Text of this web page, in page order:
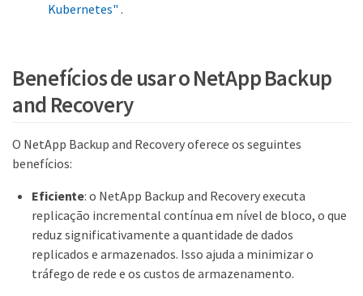
Kubernetes" .
Benefícios de usar o NetApp Backup
and Recovery
O NetApp Backup and Recovery oferece os seguintes
benefícios:
Eficiente: o NetApp Backup and Recovery executa
replicação incremental contínua em nível de bloco, o que
reduz significativamente a quantidade de dados
replicados e armazenados. Isso ajuda a minimizar o
tráfego de rede e os custos de armazenamento.